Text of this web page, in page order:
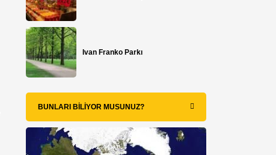
Ivan Franko Parkı
BUNLARI BILIYOR MUSUNUZ?